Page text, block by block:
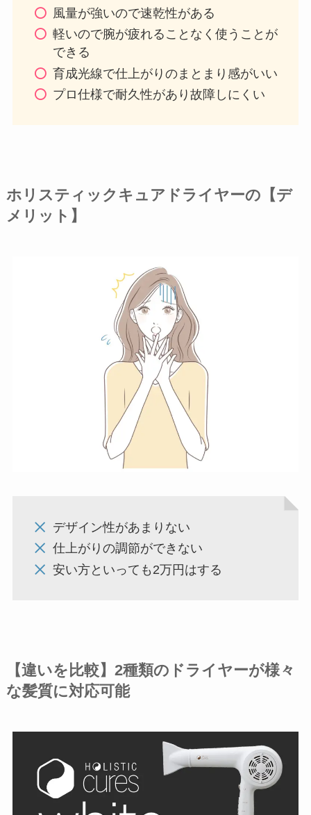
風量が強いので速乾性がある
軽いので腕が疲れることなく使うことが
できる
育成光線で仕上がりのまとまり感がいい
プロ仕様で耐久性があり故障しにくい
ホリスティックキュアドライヤーの【デ
メリット】
デザイン性があまりない
仕上がりの調節ができない
安い方といっても2万円はする
【違いを比較】2種類のドライヤーが様々
な髪質に対応可能